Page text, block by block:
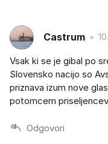
Castrum
Vsak ki se je gibal po
Slovensko nacijo so
priznava izum nove
potomcem
Odgovori